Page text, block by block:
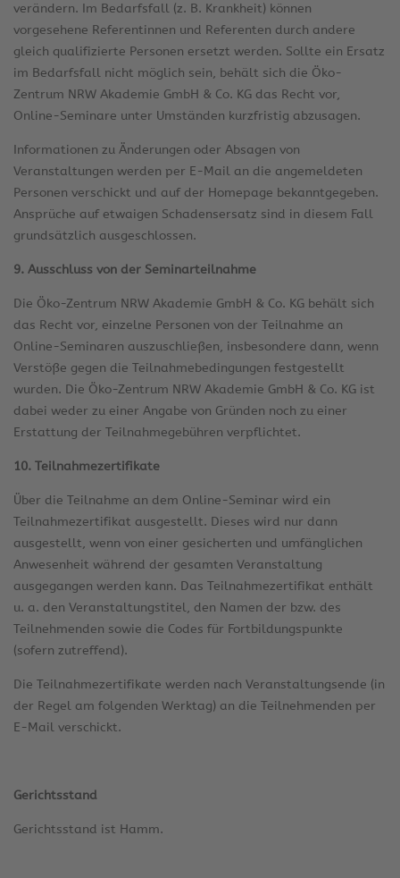
verändern. Im Bedarfsfall (z. B. Krankheit) können
vorgesehene Referentinnen und Referenten durch andere
gleich qualifizierte Personen ersetzt werden. Sollte ein Ersatz
im Bedarfsfall nicht möglich sein, behält sich die Öko-
Zentrum NRW Akademie GmbH & Co. KG das Recht vor,
Online-Seminare unter Umständen kurzfristig abzusagen.
Informationen zu Änderungen oder Absagen von
Veranstaltungen werden per E-Mail an die angemeldeten
Personen verschickt und auf der Homepage bekanntgegeben.
Ansprüche auf etwaigen Schadensersatz sind in diesem Fall
grundsätzlich ausgeschlossen.
9. Ausschluss von der Seminarteilnahme
Die Öko-Zentrum NRW Akademie GmbH & Co. KG behält sich
das Recht vor, einzelne Personen von der Teilnahme an
Online-Seminaren auszuschließen, insbesondere dann, wenn
Verstöße gegen die Teilnahmebedingungen festgestellt
wurden. Die Öko-Zentrum NRW Akademie GmbH & Co. KG ist
dabei weder zu einer Angabe von Gründen noch zu einer
Erstattung der Teilnahmegebühren verpflichtet.
10. Teilnahmezertifikate
Über die Teilnahme an dem Online-Seminar wird ein
Teilnahmezertifikat ausgestellt. Dieses wird nur dann
ausgestellt, wenn von einer gesicherten und umfänglichen
Anwesenheit während der gesamten Veranstaltung
ausgegangen werden kann. Das Teilnahmezertifikat enthält
u. a. den Veranstaltungstitel, den Namen der bzw. des
Teilnehmenden sowie die Codes für Fortbildungspunkte
(sofern zutreffend).
Die Teilnahmezertifikate werden nach Veranstaltungsende (in
der Regel am folgenden Werktag) an die Teilnehmenden per
E-Mail verschickt.
Gerichtsstand
Gerichtsstand ist Hamm.